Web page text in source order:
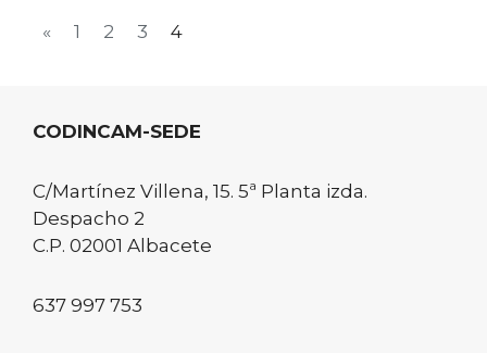
« 1 2 3 4
CODINCAM-SEDE
C/Martínez Villena, 15. 5ª Planta izda.
Despacho 2
C.P. 02001 Albacete
637 997 753